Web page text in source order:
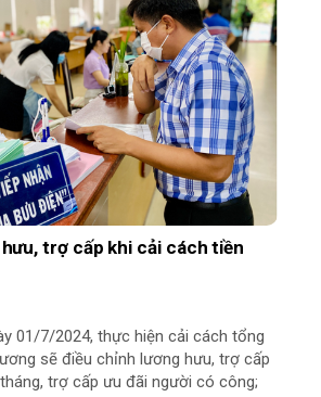
trợ cấp khi cải cách tiền
01/7/2024, thực hiện cải cách tổng
sẽ điều chỉnh lương hưu, trợ cấp
trợ cấp ưu đãi người có công;